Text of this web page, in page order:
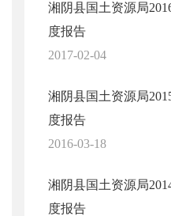
湘阴县国土资源局
度报告
2017-02-04
湘阴县国土资源局
度报告
2016-03-18
湘阴县国土资源局
度报告